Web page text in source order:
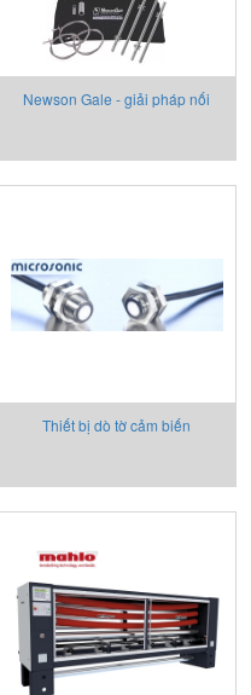
Newson Gale - giải pháp nối
phương tiện vận tải.
Thiết bị dò tờ cảm biến
detector_Model: